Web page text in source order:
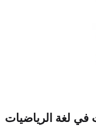
لغة الرياضيات